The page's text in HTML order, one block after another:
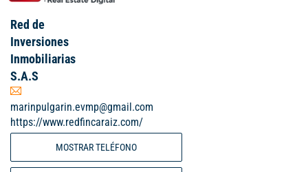
Red de
Inversiones
Inmobiliarias
S.A.S
marinpulgarin.evmp@gmail.com
https://www.redfincaraiz.com/
MOSTRAR TELÉFONO